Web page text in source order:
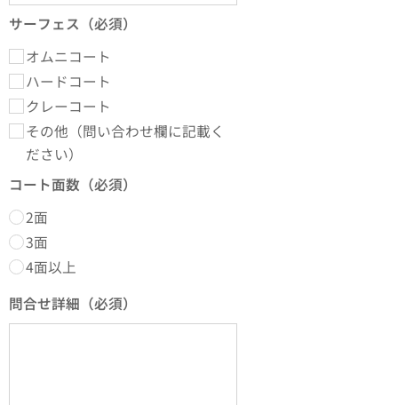
サーフェス（必須）
オムニコート
ハードコート
クレーコート
その他（問い合わせ欄に記載く
ださい）
コート面数（必須）
2面
3面
4面以上
問合せ詳細（必須）